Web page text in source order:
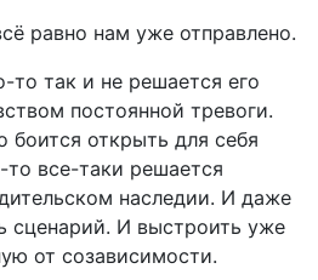
равно нам уже отправлено.
то так и не решается его
постоянной тревоги.
боится открыть для себя
все-таки решается
наследии. И даже
сценарий. И выстроить уже
от созависимости.